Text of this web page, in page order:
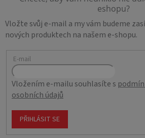
Vložte svůj e-mail a my vám budeme
nových produktech na našem e-shopu.
E-mail
Vložením e-mailu souhlasíte s
osobních údajů
PŘIHLÁSIT SE